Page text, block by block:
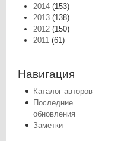
2014 (153)
2013 (138)
2012 (150)
2011 (61)
Навигация
Каталог авторов
Последние
обновления
Заметки